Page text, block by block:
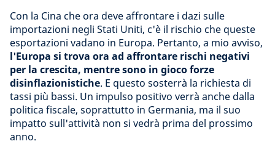
Con la Cina che ora deve affrontare i dazi sulle
importazioni negli Stati Uniti, c'è il rischio che queste
esportazioni vadano in Europa. Pertanto, a mio avviso,
l'Europa si trova ora ad affrontare rischi negativi
per la crescita, mentre sono in gioco forze
disinflazionistiche. E questo sosterrà la richiesta di
tassi più bassi. Un impulso positivo verrà anche dalla
politica fiscale, soprattutto in Germania, ma il suo
impatto sull'attività non si vedrà prima del prossimo
anno.